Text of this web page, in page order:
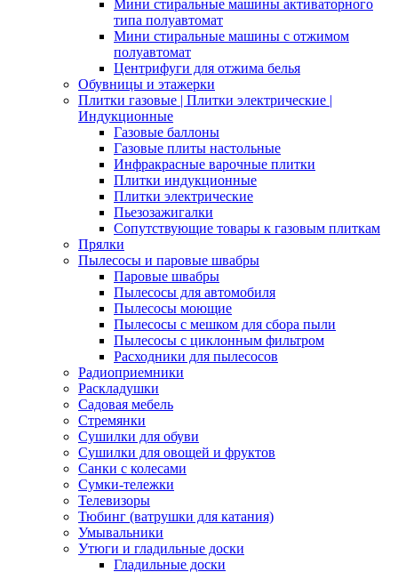
Мини стиральные машины активаторного
типа полуавтомат
Мини стиральные машины с отжимом
полуавтомат
Центрифуги для отжима белья
Обувницы и этажерки
Плитки газовые | Плитки электрические |
Индукционные
Газовые баллоны
Газовые плиты настольные
Инфракрасные варочные плитки
Плитки индукционные
Плитки электрические
Пьезозажигалки
Сопутствующие товары к газовым плиткам
Прялки
Пылесосы и паровые швабры
Паровые швабры
Пылесосы для автомобиля
Пылесосы моющие
Пылесосы с мешком для сбора пыли
Пылесосы с циклонным фильтром
Расходники для пылесосов
Радиоприемники
Раскладушки
Садовая мебель
Стремянки
Сушилки для обуви
Сушилки для овощей и фруктов
Санки с колесами
Сумки-тележки
Телевизоры
Тюбинг (ватрушки для катания)
Умывальники
Утюги и гладильные доски
Гладильные доски